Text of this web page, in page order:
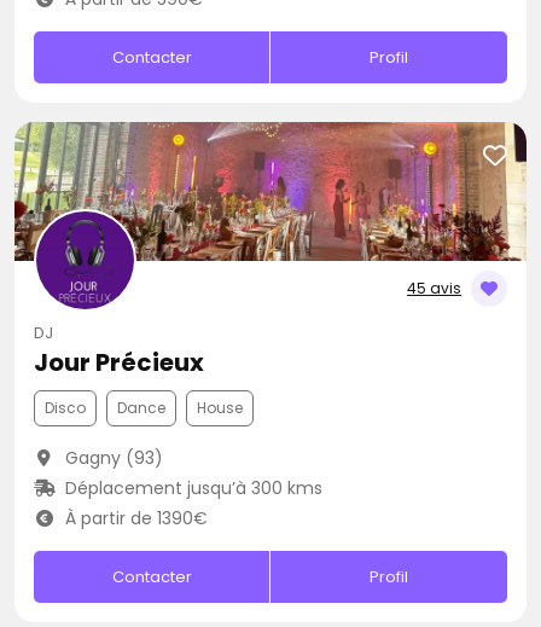
Contacter Profil
45 avis
DJ
Jour Précieux
Disco Dance House
Gagny (93)
Déplacement jusqu’à 300 kms
À partir de 1390€
Contacter Profil